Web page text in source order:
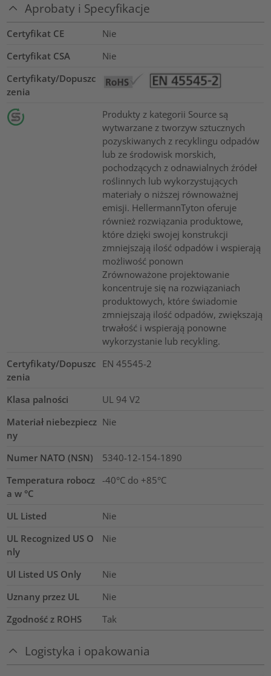
Aprobaty i Specyfikacje
Certyfikat CE
Nie
Certyfikat CSA
Nie
Certyfikaty/Dopuszc
zenia
Produkty z kategorii Source są
wytwarzane z tworzyw sztucznych
pozyskiwanych z recyklingu odpadów
lub ze środowisk morskich,
pochodzących z odnawialnych źródeł
roślinnych lub wykorzystujących
materiały o niższej równoważnej
emisji. HellermannTyton oferuje
również rozwiązania produktowe,
które dzięki swojej konstrukcji
zmniejszają ilość odpadów i wspierają
możliwość ponown
Zrównoważone projektowanie
koncentruje się na rozwiązaniach
produktowych, które świadomie
zmniejszają ilość odpadów, zwiększają
trwałość i wspierają ponowne
wykorzystanie lub recykling.
Certyfikaty/Dopuszc
zenia
EN 45545-2
Klasa palności
UL 94 V2
Materiał niebezpiecz
ny
Nie
Numer NATO (NSN)
5340-12-154-1890
Temperatura robocz
a w °C
-40°C do +85°C
UL Listed
Nie
UL Recognized US O
nly
Nie
Ul Listed US Only
Nie
Uznany przez UL
Nie
Zgodność z ROHS
Tak
Logistyka i opakowania